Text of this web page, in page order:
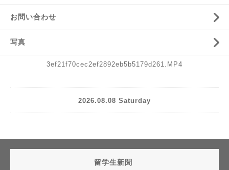
お問い合わせ
写真
3ef21f70cec2ef2892eb5b5179d261.MP4
2026.08.08 Saturday
留学生新聞